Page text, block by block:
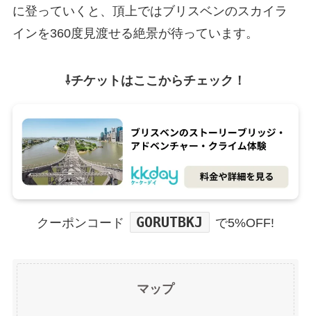
に登っていくと、頂上ではブリスベンのスカイラ
インを360度見渡せる絶景が待っています。
⇩チケットはここからチェック！
クーポンコード GORUTBKJ で5%OFF!
マップ